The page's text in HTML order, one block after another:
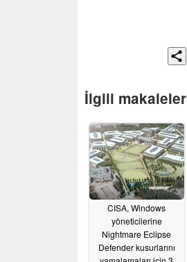
İlgili makaleler
CISA, Windows
yöneticilerine
Nightmare Eclipse
Defender kusurlarını